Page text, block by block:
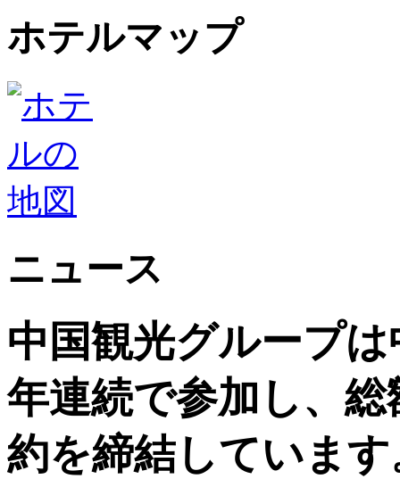
ホテルマップ
ニュース
中国観光グループ
年連続で参加し、
約を締結しています